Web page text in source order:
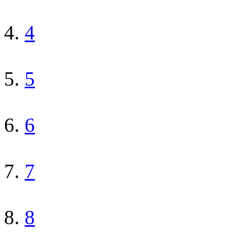
4
5
6
7
8